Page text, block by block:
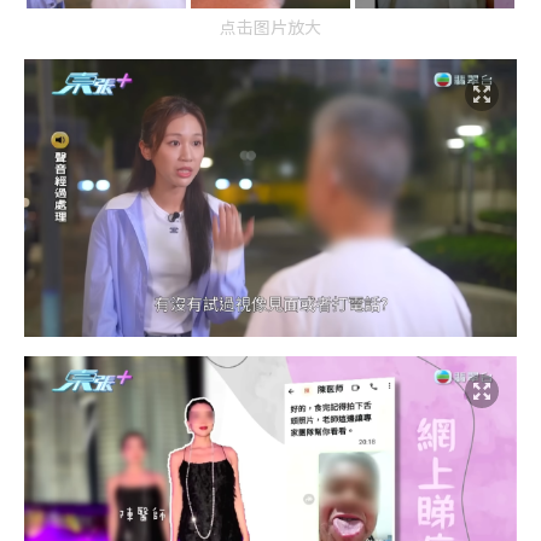
点击图片放大